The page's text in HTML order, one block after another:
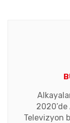
Televizyon